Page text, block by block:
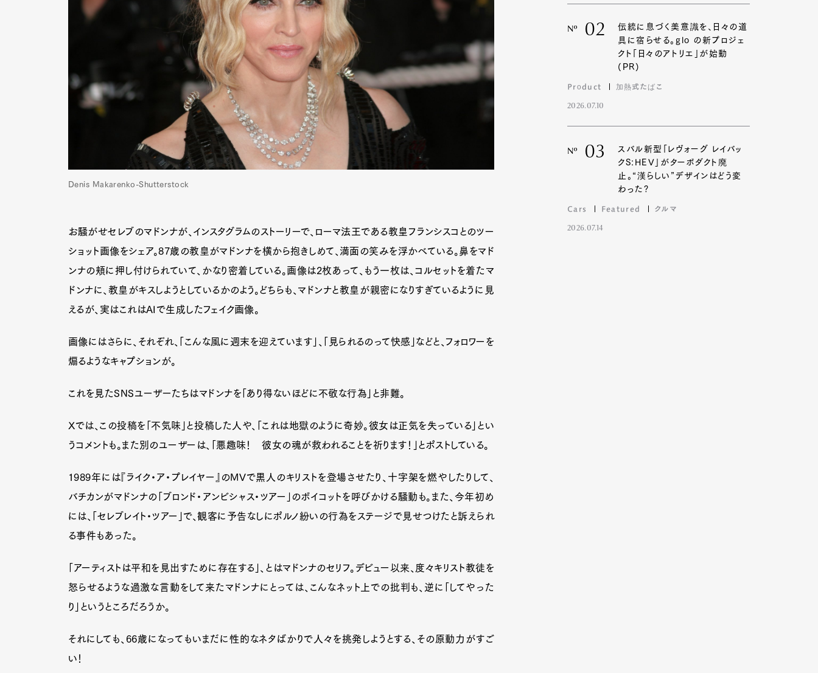
Denis Makarenko-Shutterstock
お騒がせセレブのマドンナが、インスタグラムのストーリーで、ローマ法王である教皇フランシスコとのツー
ショット画像をシェア。87歳の教皇がマドンナを横から抱きしめて、満面の笑みを浮かべている。鼻をマド
ンナの頬に押し付けられていて、かなり密着している。画像は2枚あって、もう一枚は、コルセットを着たマ
ドンナに、教皇がキスしようとしているかのよう。どちらも、マドンナと教皇が親密になりすぎているように見
えるが、実はこれはAIで生成したフェイク画像。
画像にはさらに、それぞれ、「こんな風に週末を迎えています」、「見られるのって快感」などと、フォロワーを
煽るようなキャプションが。
これを見たSNSユーザーたちはマドンナを「あり得ないほどに不敬な行為」と非難。
Xでは、この投稿を「不気味」と投稿した人や、「これは地獄のように奇妙。彼女は正気を失っている」とい
うコメントも。また別のユーザーは、「悪趣味！ 彼女の魂が救われることを祈ります！」とポストしている。
1989年には『ライク・ア・プレイヤー』のMVで黒人のキリストを登場させたり、十字架を燃やしたりして、
バチカンがマドンナの「ブロンド・アンビシャス・ツアー」のボイコットを呼びかける騒動も。また、今年初め
には、「セレブレイト・ツアー」で、観客に予告なしにポルノ紛いの行為をステージで見せつけたと訴えられ
る事件もあった。
「アーティストは平和を見出すために存在する」、とはマドンナのセリフ。デビュー以来、度々キリスト教徒を
怒らせるような過激な言動をして来たマドンナにとっては、こんなネット上での批判も、逆に「してやった
り」というところだろうか。
それにしても、66歳になってもいまだに性的なネタばかりで人々を挑発しようとする、その原動力がすご
い！
Nº 02
伝統に息づく美意識を、日々の道
具に宿らせる。glo の新プロジェ
クト「日々のアトリエ」が始動
(PR)
Product 加熱式たばこ
2026.07.10
Nº 03
スバル新型「レヴォーグ レイバッ
クS:HEV」がターボダクト廃
止。“漢らしい”デザインはどう変
わった?
Cars Featured クルマ
2026.07.14